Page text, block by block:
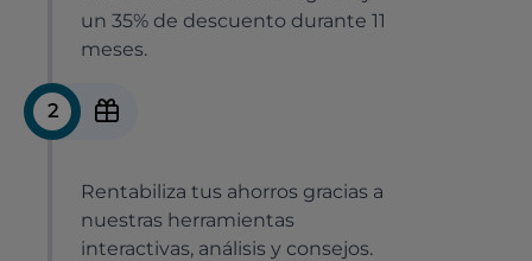
un 35% de descuento durante 11
meses.
2
Rentabiliza tus ahorros gracias a
nuestras herramientas
interactivas, análisis y consejos.